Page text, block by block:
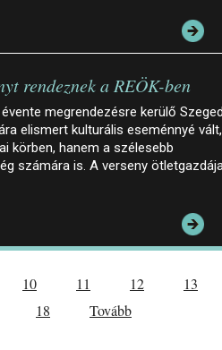
rendeznek a REÖK-ben
megrendezésre kerülő
elismert kulturális eseménnyé vált,
körben, hanem a szélesebb
számára is. A verseny
10 11 12 13
18
Tovább